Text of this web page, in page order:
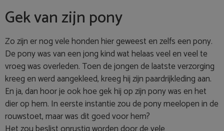
Gek van zijn pony
Zo zijn er nog vele honden hier geweest en zelfs een pony.
De pony was van een jong kind wat helaas veel en veel te
vroeg was overleden. Toen de jongen de laatste verzorging
kreeg en werd aangekleed, kreeg hij zijn paardrijkleding aan.
En ja, dan hoor je ook hoe gek hij op zijn pony was en het
dier op hem. In eerste instantie zou de pony meelopen in de
rouwstoet, maar was dit goed voor hem?